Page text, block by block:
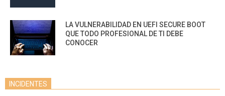
LA VULNERABILIDAD EN UEFI SECURE BOOT
QUE TODO PROFESIONAL DE TI DEBE
CONOCER
INCIDENTES